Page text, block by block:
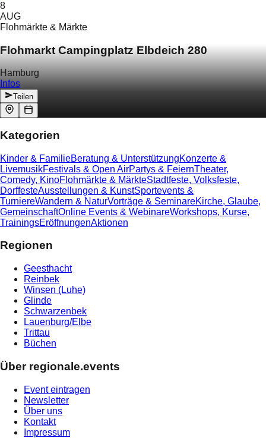
8
AUG
Flohmärkte & Märkte
Flohmarkt Campingplatz Elbdeich 280
Hamburg
Infos
Teilen
Kategorien
Kinder & FamilieBeratung & UnterstützungKonzerte &
LivemusikFestivals & Open AirPartys & FeiernTheater,
Comedy, KinoFlohmärkte & MärkteStadtfeste, Volksfeste,
DorffesteAusstellungen & KunstSportevents &
TurniereWandern & NaturVorträge & SeminareKirche, Glaube,
GemeinschaftOnline Events & WebinareWorkshops, Kurse,
TrainingsEröffnungenAktionen
Regionen
Geesthacht
Reinbek
Winsen (Luhe)
Glinde
Schwarzenbek
Lauenburg/Elbe
Trittau
Büchen
Über regionale.events
Event eintragen
Newsletter
Über uns
Kontakt
Impressum